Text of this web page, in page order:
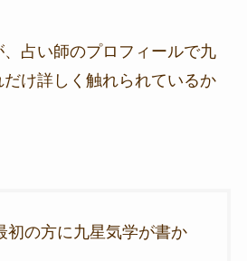
占い師のプロフィールで九
け詳しく触れられているか
初の方に九星気学が書か